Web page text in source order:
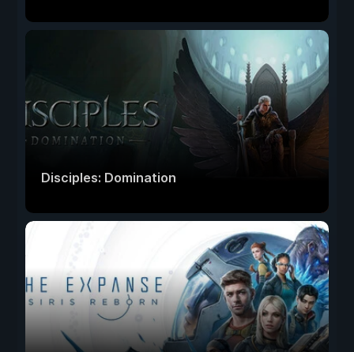
Disciples: Domination